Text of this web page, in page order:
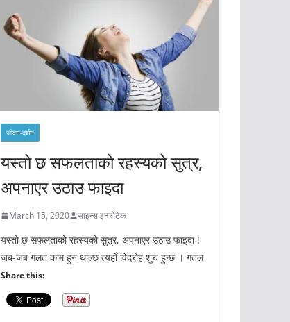
जीवन-दर्शन
यस्तो छ सफलताको रहस्यको सुत्र,
अपनाएर उठाउ फाइदा
March 15, 2020 साइन्स इन्फोटेक
यस्तो छ सफलताको रहस्यको सुत्र, अपनाएर उठाउ फाइदा !
जब-जब गलत काम हुन थाल्छ त्यहाँ विद्रोह शुरु हुन्छ । गतल
Share this: